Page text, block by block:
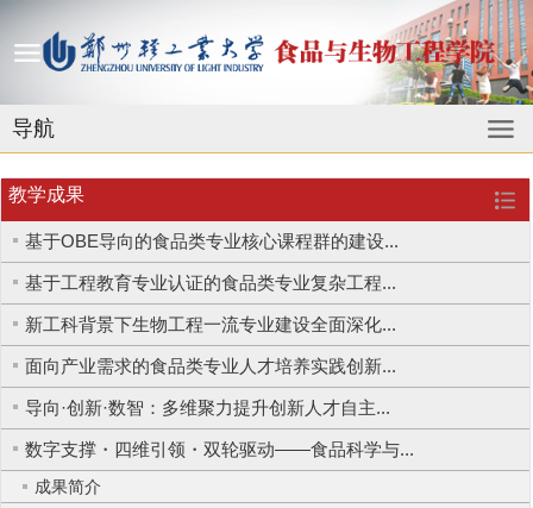
导航
教学成果
基于OBE导向的食品类专业核心课程群的建设...
基于工程教育专业认证的食品类专业复杂工程...
新工科背景下生物工程一流专业建设全面深化...
面向产业需求的食品类专业人才培养实践创新...
导向·创新·数智：多维聚力提升创新人才自主...
数字支撑・四维引领・双轮驱动——食品科学与...
成果简介